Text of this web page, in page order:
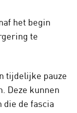
het begin
te
tijdelijke pauze
Deze kunnen
die de fascia